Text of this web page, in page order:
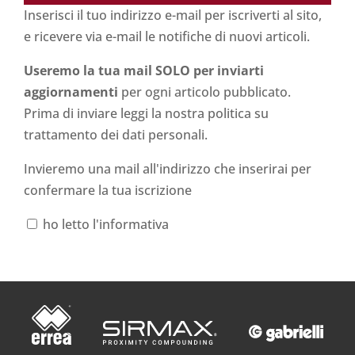
Inserisci il tuo indirizzo e-mail per iscriverti al sito,
e ricevere via e-mail le notifiche di nuovi articoli.
Useremo la tua mail SOLO per inviarti
aggiornamenti per ogni articolo pubblicato.
Prima di inviare leggi la nostra politica su
trattamento dei dati personali.
Invieremo una mail all'indirizzo che inserirai per
confermare la tua iscrizione
ho letto l'informativa